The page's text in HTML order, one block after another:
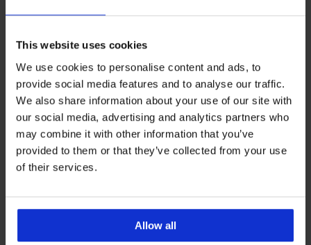
This website uses cookies
We use cookies to personalise content and ads, to
provide social media features and to analyse our traffic.
We also share information about your use of our site with
our social media, advertising and analytics partners who
may combine it with other information that you’ve
provided to them or that they’ve collected from your use
of their services.
Allow all
-20% GET20
BH Spacer Flexicup Dotted
Mesh II
44,99 €
35,99 €
Code: GET20
BH Violeta wattiert glättend
44,99 €
35,99 € Code: GET20